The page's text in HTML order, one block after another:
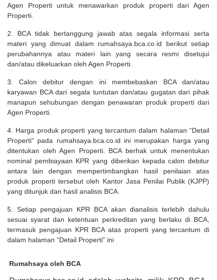
Agen Properti untuk menawarkan produk properti dari Agen
Properti.
2. BCA tidak bertanggung jawab atas segala informasi serta
materi yang dimuat dalam rumahsaya.bca.co.id berikut setiap
perubahannya atau materi lain yang secara resmi disetujui
dan/atau dikeluarkan oleh Agen Properti.
3. Calon debitur dengan ini membebaskan BCA dan/atau
karyawan BCA dari segala tuntutan dan/atau gugatan dari pihak
manapun sehubungan dengan penawaran produk properti dari
Agen Properti.
4. Harga produk properti yang tercantum dalam halaman “Detail
Properti” pada rumahsaya.bca.co.id ini merupakan harga yang
ditentukan oleh Agen Properti. BCA berhak untuk menentukan
nominal pembiayaan KPR yang diberikan kepada calon debitur
antara lain dengan mempertimbangkan hasil penilaian atas
produk properti tersebut oleh Kantor Jasa Penilai Publik (KJPP)
yang ditunjuk dan hasil analisis BCA.
5. Setiap pengajuan KPR BCA akan dianalisis terlebih dahulu
sesuai syarat dan ketentuan perkreditan yang berlaku di BCA,
termasuk pengajuan KPR BCA atas properti yang tercantum di
dalam halaman “Detail Properti” ini
Rumahsaya oleh BCA